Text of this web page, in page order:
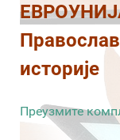
историје
Преузмите